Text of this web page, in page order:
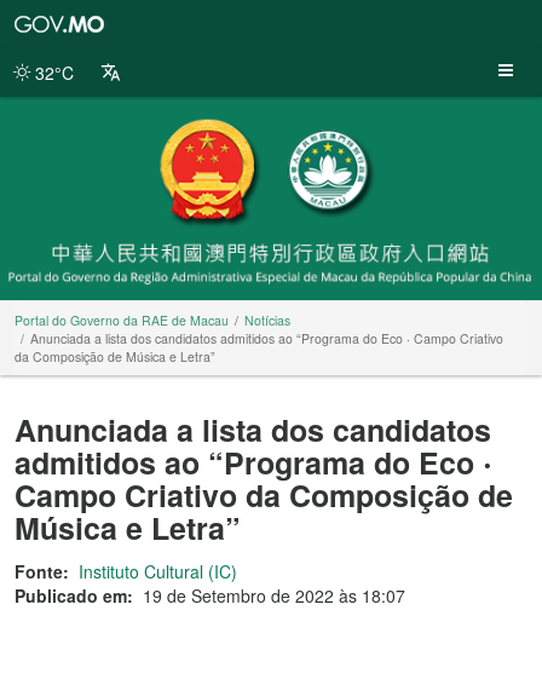
da
32°C
Portal do Governo da RAE de Macau
Notícias
Anunciada a lista dos candidatos admitidos ao “Programa do Eco ‧ Campo Criativo
da Composição de Música e Letra”
Anunciada a lista dos candidatos
admitidos ao “Programa do Eco ‧
Campo Criativo da Composição de
Música e Letra”
Fonte: Instituto Cultural (IC)
Publicado em: 19 de Setembro de 2022 às 18:07